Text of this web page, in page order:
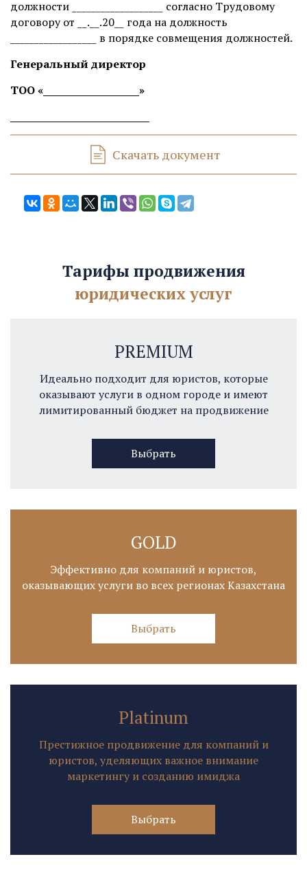
должности ___________________ согласно Трудовому
договору от __.__.20__ года на должность
__________________ в порядке совмещения должностей.
Генеральный директор
ТОО «____________________»
Скачать документ
Тарифы продвижения
юридических услуг
PREMIUM
Идеально подходит для юристов, которые
оказывают услуги в одном городе и имеют
лимитированный бюджет на продвижение
Выбрать
GOLD
Эффективно для компаний и юристов,
оказывающих услуги во всех регионах Казахстана
Выбрать
Platinum
Престижное продвижение для компаний и
юристов, уделяющих важное внимание
маркетингу и созданию имиджа
Выбрать